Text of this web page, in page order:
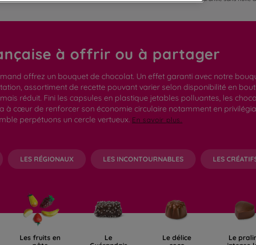
à offrir ou à partager
offrez un bouquet de chocolat. Un effet garanti avec notre
assortiment de recette pouvant varier selon disponibilité en
réduit. Fini les capsules en plastique jetables polluantes, les
à cœur de renforcer son économie circulaire notamment en
perpétuons un cercle vertueux. En savoir plus.
LES RÉGIONAUX LES INCONTOURNABLES LES
Les fruits en Le Le délice Le